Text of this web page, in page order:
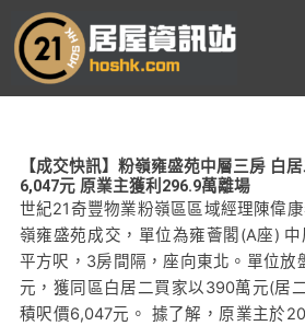
至
【成交快訊】粉嶺雍盛苑中層三房 白
6,047元 原業主獲利296.9萬離場
世紀21奇豐物業粉嶺區區域經理陳偉
嶺雍盛苑成交，單位為雍薈閣(A座)
平方呎，3房間隔，座向東北。單位放
元，獲同區白居二買家以390萬元(居
積呎價6,047元。 據了解，原業主於